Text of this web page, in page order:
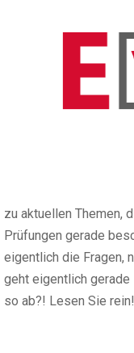
zu aktuellen Themen,
Prüfungen gerade
eigentlich die Fragen,
geht eigentlich
so ab?! Lesen Sie rein!